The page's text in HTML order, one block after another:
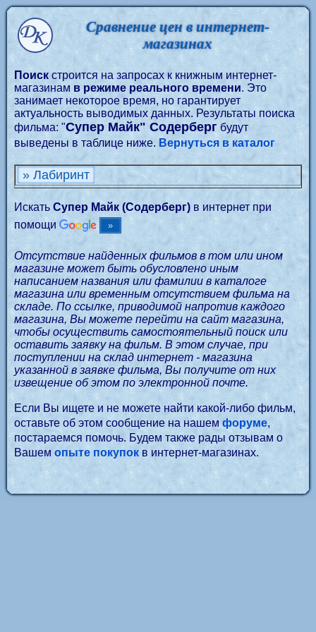
Сравнение цен в интернет-
магазинах
Поиск строится на запросах к книжным интернет-
магазинам в режиме реального времени. Это
занимает некоторое время, но гарантирует
актуальность выводимых данных. Результаты поиска
фильма: "Супер Майк" Содерберг будут
выведены в таблице ниже. Вернуться в каталог
» Лабиринт
Искать Супер Майк (Содерберг)в интернет при
помощи
Отсутствие найденных фильмов в том или ином
магазине может быть обусловлено иным
написанием названия или фамилии в каталоге
магазина или временным отсутствием фильма на
складе. По ссылке, приводимой напротив каждого
магазина, Вы можете перейти на сайт магазина,
чтобы осуществить самостоятельный поиск или
оставить заявку на фильм. В этом случае, при
поступлении на склад интернет - магазина
указанной в заявке фильма, Вы получите от них
извещение об этом по электронной почте.
Если Вы ищете и не можете найти какой-либо фильм,
оставьте об этом сообщение на нашемфоруме,
постараемся помочь. Будем также рады отзывам о
Вашем опыте покупок в интернет-магазинах.